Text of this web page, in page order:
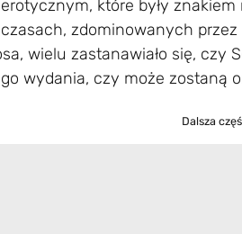
które były
zdominowanych
wielu zastanawiało się, czy
wydania, czy może zostaną
Dalsza